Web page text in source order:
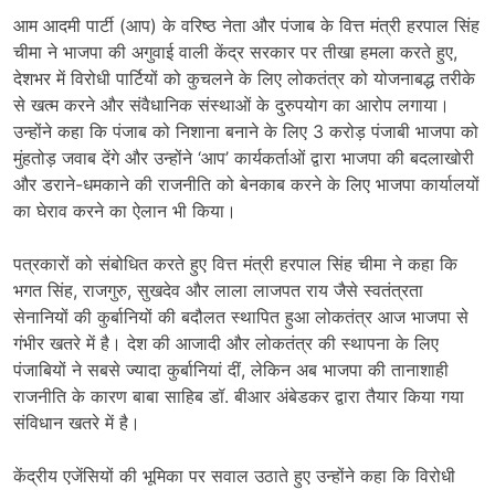
आम आदमी पार्टी (आप) के वरिष्ठ नेता और पंजाब के वित्त मंत्री हरपाल सिंह
चीमा ने भाजपा की अगुवाई वाली केंद्र सरकार पर तीखा हमला करते हुए,
देशभर में विरोधी पार्टियों को कुचलने के लिए लोकतंत्र को योजनाबद्ध तरीके
से खत्म करने और संवैधानिक संस्थाओं के दुरुपयोग का आरोप लगाया।
उन्होंने कहा कि पंजाब को निशाना बनाने के लिए 3 करोड़ पंजाबी भाजपा को
मुंहतोड़ जवाब देंगे और उन्होंने ‘आप’ कार्यकर्ताओं द्वारा भाजपा की बदलाखोरी
और डराने-धमकाने की राजनीति को बेनकाब करने के लिए भाजपा कार्यालयों
का घेराव करने का ऐलान भी किया।
पत्रकारों को संबोधित करते हुए वित्त मंत्री हरपाल सिंह चीमा ने कहा कि
भगत सिंह, राजगुरु, सुखदेव और लाला लाजपत राय जैसे स्वतंत्रता
सेनानियों की कुर्बानियों की बदौलत स्थापित हुआ लोकतंत्र आज भाजपा से
गंभीर खतरे में है। देश की आजादी और लोकतंत्र की स्थापना के लिए
पंजाबियों ने सबसे ज्यादा कुर्बानियां दीं, लेकिन अब भाजपा की तानाशाही
राजनीति के कारण बाबा साहिब डॉ. बीआर अंबेडकर द्वारा तैयार किया गया
संविधान खतरे में है।
केंद्रीय एजेंसियों की भूमिका पर सवाल उठाते हुए उन्होंने कहा कि विरोधी